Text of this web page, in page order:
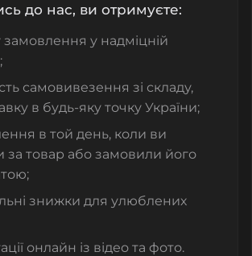
до нас, ви отримуєте:
замовлення у надміцній
самовивезення зі складу,
в будь-яку точку України;
в той день, коли ви
за товар або замовили його
знижки для улюблених
онлайн із відео та фото.